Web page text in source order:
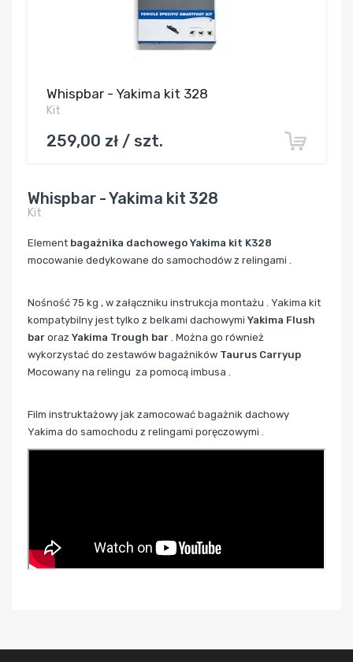
Whispbar - Yakima kit 328
Kit
259,00 zł / szt.
Whispbar - Yakima kit 328
Kit
Element bagażnika dachowego Yakima kit K328
mocowanie dedykowane do samochodów z relingami .
Nośność 75 kg , w załączniku instrukcja montażu . Yakima kit
kompatybilny jest tylko z belkami dachowymi Yakima Flush
bar oraz Yakima Trough bar . Można go również
wykorzystać do zestawów bagażników Taurus Carryup
Mocowany na relingu za pomocą imbusa .
Film instruktażowy jak zamocować bagażnik dachowy
Yakima do samochodu z relingami poręczowymi .